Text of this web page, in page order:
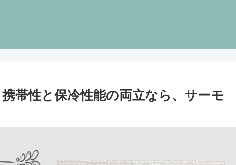
帯性と保冷性能の両立なら、サーモ